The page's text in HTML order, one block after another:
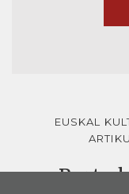
EUSKAL
Parte